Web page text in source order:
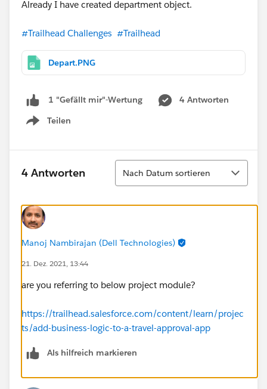
Already I have created department object.
#Trailhead Challenges #Trailhead
Depart.PNG
1 "Gefällt mir"-Wertung
4 Antworten
Teilen
Show menu
4 Antworten
Sortieren
Nach Datum sortieren
Manoj Nambirajan (Dell Technologies)
21. Dez. 2021, 13:44
are you referring to below project module?
https://trailhead.salesforce.com/content/learn/projec
ts/add-business-logic-to-a-travel-approval-app
Als hilfreich markieren